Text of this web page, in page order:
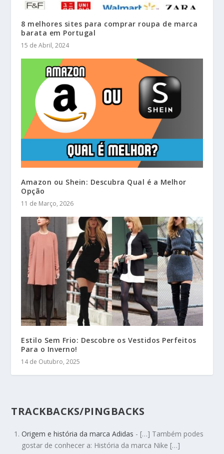
8 melhores sites para comprar roupa de marca
barata em Portugal
15 de Abril, 2024
Amazon ou Shein: Descubra Qual é a Melhor
Opção
11 de Março, 2026
Estilo Sem Frio: Descobre os Vestidos Perfeitos
Para o Inverno!
14 de Outubro, 2025
TRACKBACKS/PINGBACKS
Origem e história da marca Adidas - […] Também podes
gostar de conhecer a: História da marca Nike […]